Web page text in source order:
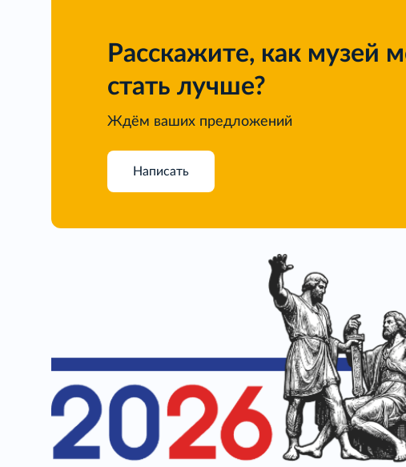
Расскажите, как музей
стать лучше?
Ждём ваших предложений
Написать